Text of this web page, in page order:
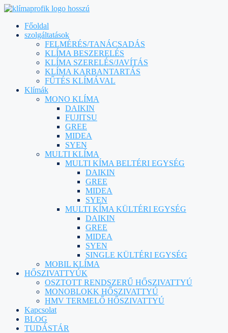
Főoldal
szolgáltatások
FELMÉRÉS/TANÁCSADÁS
KLÍMA BESZERELÉS
KLÍMA SZERELÉS/JAVÍTÁS
KLÍMA KARBANTARTÁS
FŰTÉS KLÍMÁVAL
Klímák
MONO KLÍMA
DAIKIN
FUJITSU
GREE
MIDEA
SYEN
MULTI KLÍMA
MULTI KÍMA BELTÉRI EGYSÉG
DAIKIN
GREE
MIDEA
SYEN
MULTI KÍMA KÜLTÉRI EGYSÉG
DAIKIN
GREE
MIDEA
SYEN
SINGLE KÜLTÉRI EGYSÉG
MOBIL KLÍMA
HŐSZIVATTYÚK
OSZTOTT RENDSZERŰ HŐSZIVATTYÚ
MONOBLOKK HŐSZIVATTYÚ
HMV TERMELŐ HŐSZIVATTYÚ
Kapcsolat
BLOG
TUDÁSTÁR